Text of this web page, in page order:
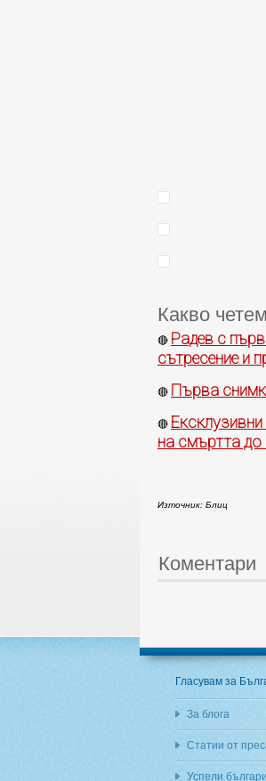
Какво
🔴 Радев с
сътресение и
🔴 Първа
🔴
на смъртта
Източник: Блиц
Коментари
Гласувам за
За блога
Статии от
Успели